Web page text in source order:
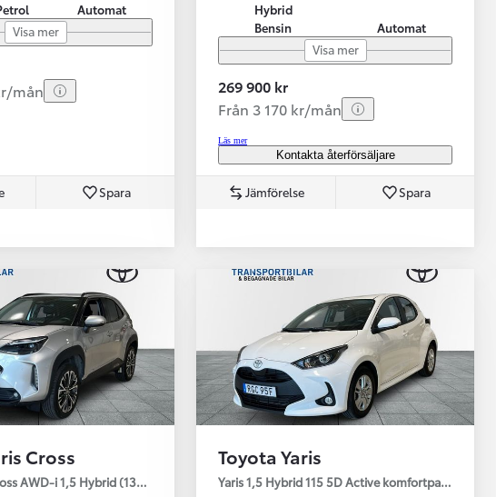
Automat
Visa mer
mån
Spara
Hybrid
Bensin
Automat
Visa mer
269 900 kr
Från 3 170 kr/mån
Läs mer
Kontakta återförsäljare
Jämförelse Spara
Cross
AWD-i 1,5 Hybrid (130HK) Style V-hjul
Toyota Yaris
Yaris 1,5 Hybrid 115 5D Active komfortpaket